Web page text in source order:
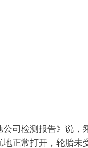
公司检测报告》说
地正常打开，轮胎未